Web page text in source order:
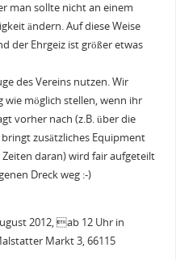
man sollte nicht an einem
ändern. Auf diese Weise
der Ehrgeiz ist größer etwas
des Vereins nutzen. Wir
wie möglich stellen, wenn ihr
vorher nach (z.B. über die
zusätzliches Equipment
daran) wird fair aufgeteilt
Dreck weg :-)
2012, ab 12 Uhr in
Markt 3, 66115